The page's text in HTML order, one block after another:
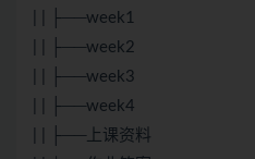
| | ├──week1
| | ├──week2
| | ├──week3
| | ├──week4
| | ├──上课资料